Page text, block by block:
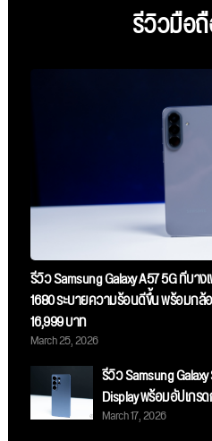
รีวิวมือ
รีวิว Samsung Galaxy A57 5G ที่บา
1680 ระบายความร้อนดีขึ้น พร้อมกล้
16,999 บาท
March 25, 2026
รีวิว Samsung
Display พร้อมอัปเกร
เดิม
March 17, 2026